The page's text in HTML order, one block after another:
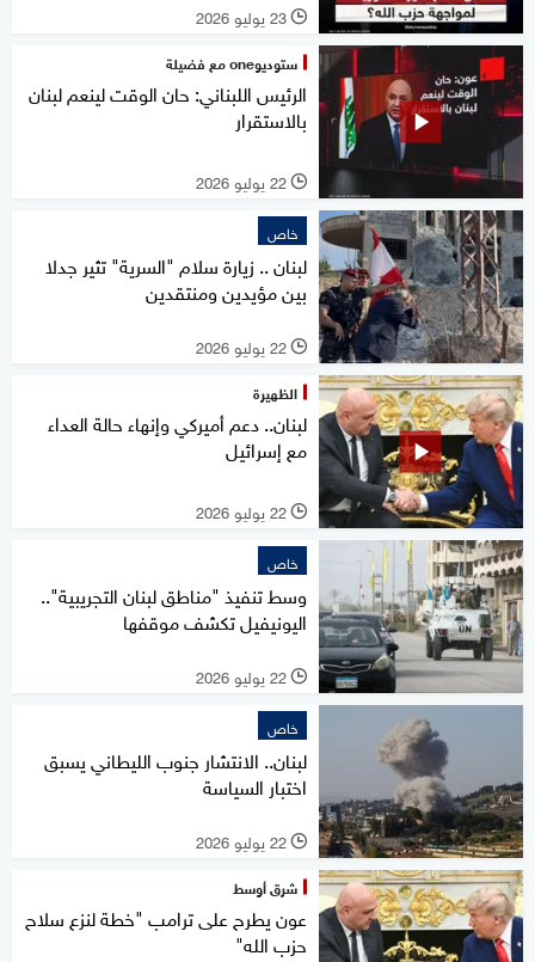
l 23 يوليو 2026
ستوديوone مع فضيلة
الرئيس اللبناني: حان الوقت لينعم لبنان
بالاستقرار
l 22 يوليو 2026
خاص
لبنان .. زيارة سلام "السرية" تثير جدلا
بين مؤيدين ومنتقدين
l 22 يوليو 2026
الظهيرة
لبنان.. دعم أميركي وإنهاء حالة العداء
مع إسرائيل
l 22 يوليو 2026
خاص
وسط تنفيذ "مناطق لبنان التجريبية"..
اليونيفيل تكشف موقفها
l 22 يوليو 2026
خاص
لبنان.. الانتشار جنوب الليطاني يسبق
اختبار السياسة
l 22 يوليو 2026
شرق أوسط
عون يطرح على ترامب "خطة لنزع سلاح
حزب الله"